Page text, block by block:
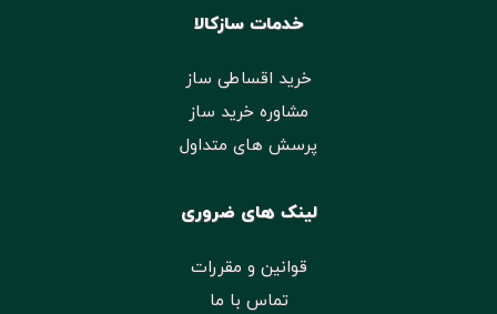
خدمات سازکالا
خرید اقساطی ساز
مشاوره خرید ساز
پرسش های متداول
لینک های ضروری
قوانین و مقررات
تماس با ما